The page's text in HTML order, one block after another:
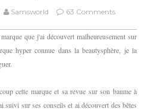
Samsworld 63 Comments
que j'ai découvert malheureusement sur
hyper connue dans la beautysphère, je la
cette marque et sa revue sur son baume à
suivi sur ses conseils et ai découvert des bêtes